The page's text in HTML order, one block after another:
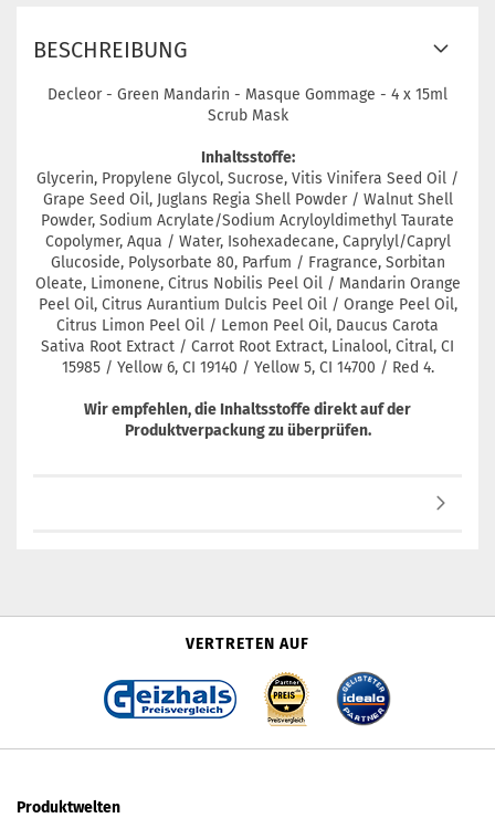
BESCHREIBUNG
Decleor - Green Mandarin - Masque Gommage - 4 x 15ml
Scrub Mask
Inhaltsstoffe:
Glycerin, Propylene Glycol, Sucrose, Vitis Vinifera Seed Oil /
Grape Seed Oil, Juglans Regia Shell Powder / Walnut Shell
Powder, Sodium Acrylate/Sodium Acryloyldimethyl Taurate
Copolymer, Aqua / Water, Isohexadecane, Caprylyl/Capryl
Glucoside, Polysorbate 80, Parfum / Fragrance, Sorbitan
Oleate, Limonene, Citrus Nobilis Peel Oil / Mandarin Orange
Peel Oil, Citrus Aurantium Dulcis Peel Oil / Orange Peel Oil,
Citrus Limon Peel Oil / Lemon Peel Oil, Daucus Carota
Sativa Root Extract / Carrot Root Extract, Linalool, Citral, CI
15985 / Yellow 6, CI 19140 / Yellow 5, CI 14700 / Red 4.
Wir empfehlen, die Inhaltsstoffe direkt auf der
Produktverpackung zu überprüfen.
VERTRETEN AUF
Produktwelten